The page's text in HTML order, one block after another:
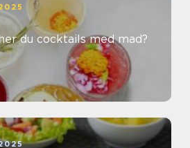
du cocktails med mad?